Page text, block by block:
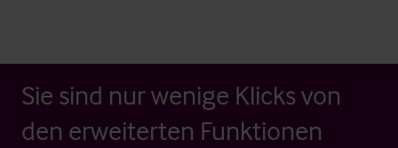
Sie sind nur wenige Klicks von
den erweiterten Funktionen